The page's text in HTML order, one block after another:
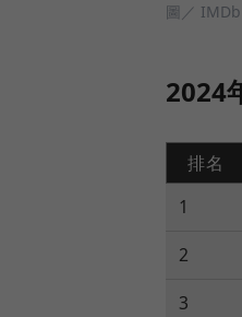
圖／ IMDb
2024
排名
1
2
3